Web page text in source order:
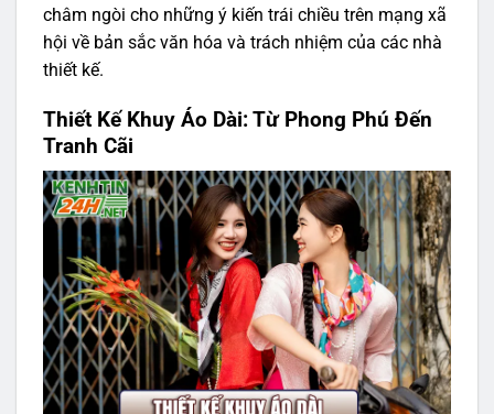
châm ngòi cho những ý kiến trái chiều trên mạng xã
hội về bản sắc văn hóa và trách nhiệm của các nhà
thiết kế.
Thiết Kế Khuy Áo Dài: Từ Phong Phú Đến
Tranh Cãi